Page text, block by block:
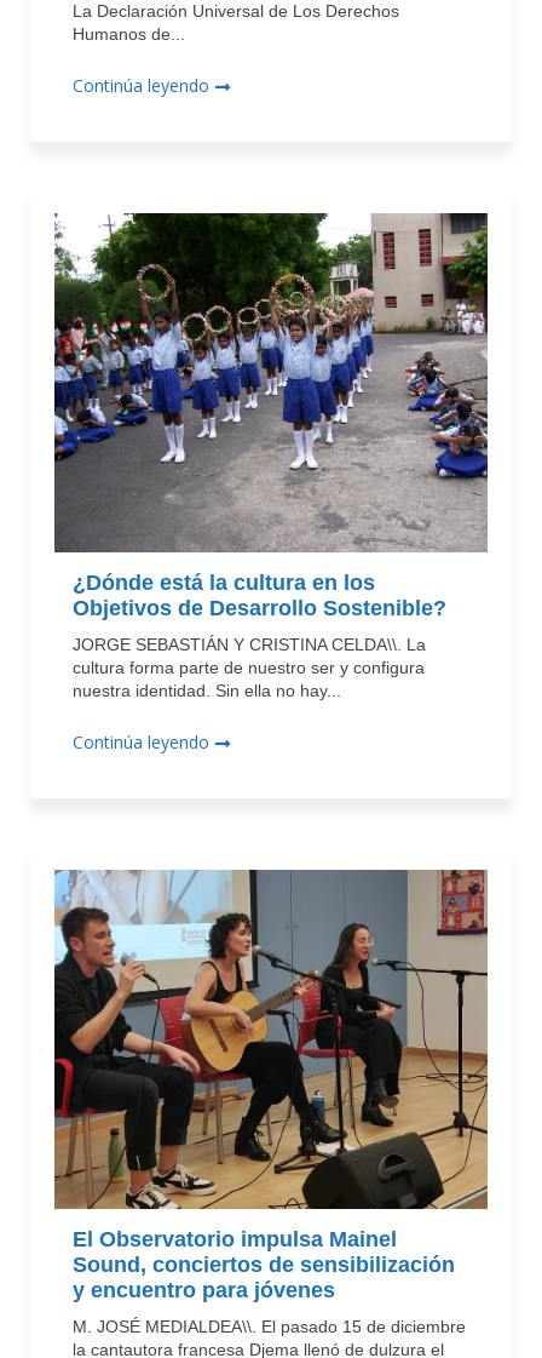
La Declaración Universal de Los Derechos
Humanos de...
Continúa leyendo
¿Dónde está la cultura en los
Objetivos de Desarrollo Sostenible?
JORGE SEBASTIÁN Y CRISTINA CELDA\\. La
cultura forma parte de nuestro ser y configura
nuestra identidad. Sin ella no hay...
Continúa leyendo
El Observatorio impulsa Mainel
Sound, conciertos de sensibilización
y encuentro para jóvenes
M. JOSÉ MEDIALDEA\\. El pasado 15 de diciembre
la cantautora francesa Djema llenó de dulzura el